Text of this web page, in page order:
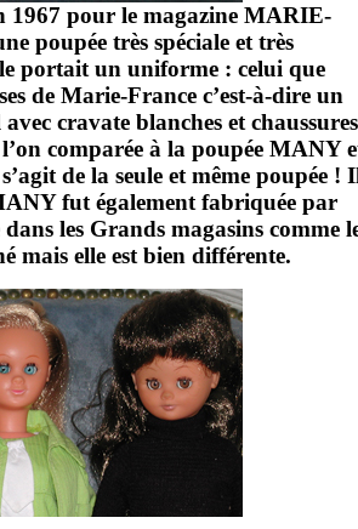
1967 pour le magazine MARIE-
poupée très spéciale et très
portait un uniforme : celui que
de Marie-France c’est-à-dire un
cravate blanches et chaussures
comparée à la poupée MANY
de la seule et même poupée !
fut également fabriquée par
les Grands magasins comme
mais elle est bien différente.